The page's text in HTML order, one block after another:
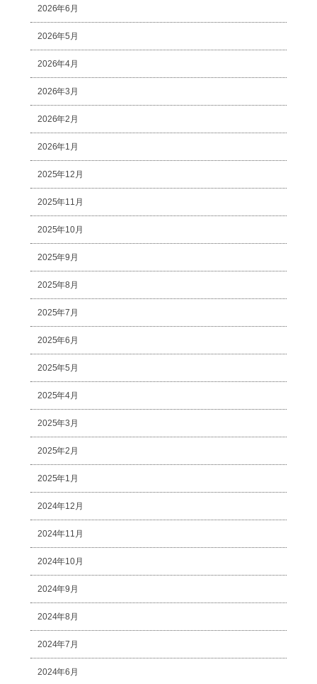
2026年6月
2026年5月
2026年4月
2026年3月
2026年2月
2026年1月
2025年12月
2025年11月
2025年10月
2025年9月
2025年8月
2025年7月
2025年6月
2025年5月
2025年4月
2025年3月
2025年2月
2025年1月
2024年12月
2024年11月
2024年10月
2024年9月
2024年8月
2024年7月
2024年6月